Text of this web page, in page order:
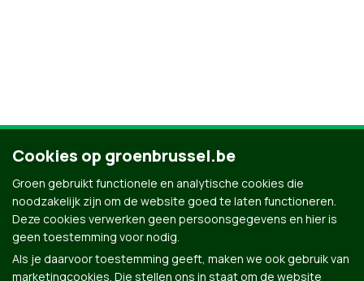
Cookies op groenbrussel.be
Groen gebruikt functionele en analytische cookies die
noodzakelijk zijn om de website goed te laten functioneren.
Deze cookies verwerken geen persoonsgegevens en hier is
geen toestemming voor nodig.
Als je daarvoor toestemming geeft, maken we ook gebruik van
marketingcookies. Die stellen ons in staat om de website